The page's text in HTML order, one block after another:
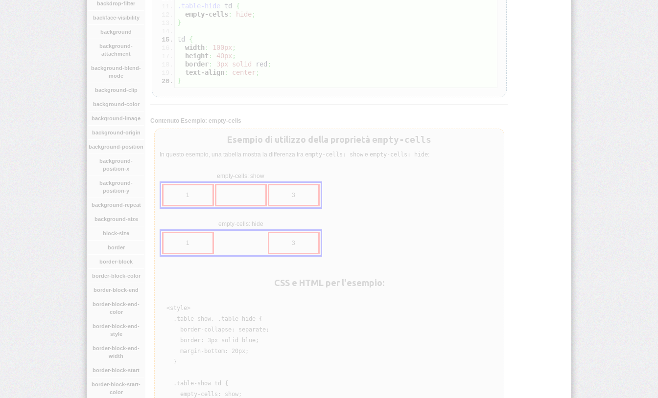
backdrop-filter
backface-visibility
background
background-
attachment
background-blend-
mode
background-clip
background-color
background-image
background-origin
background-position
background-
position-x
background-
position-y
background-repeat
background-size
block-size
border
border-block
border-block-color
border-block-end
border-block-end-
color
border-block-end-
style
border-block-end-
width
border-block-start
border-block-start-
color
.table-hide td {
empty-cells : hide;
}
td {
width : 100px ;
height : 40px ;
border: 3px solid red ;
text-align : center;
}
Contenuto Esempio: empty-cells
Esempio di utilizzo della proprietà empty-cells
In questo esempio, una tabella mostra la differenza tra empty-cells: showe empty-cells: hide:
empty-cells: show
1 3
empty-cells: hide
1 3
CSS e HTML per l'esempio:
  <style>
    .table-show, .table-hide {
      border-collapse: separate;
      border: 3px solid blue;
      margin-bottom: 20px;
    }
    .table-show td {
      empty-cells: show;